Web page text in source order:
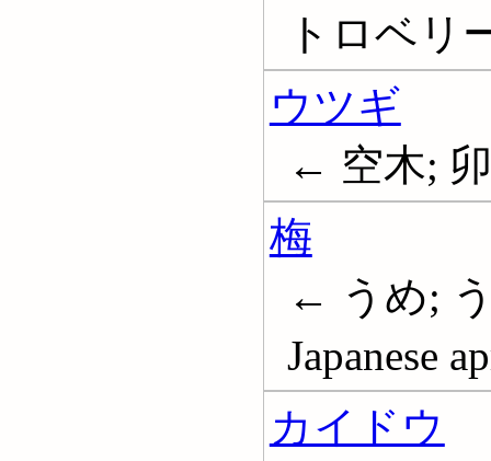
トロベリ
ウツギ
← 空木;
梅
← うめ;
Japanese
カイドウ